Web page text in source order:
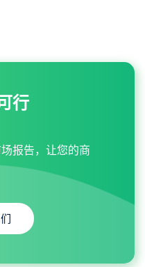
行
报告，让您的商